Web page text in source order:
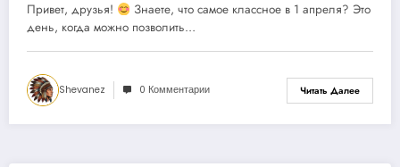
Привет, друзья!
Знаете, что самое классное в 1 апреля? Это
день, когда можно позволить…
Shevanez 0 Комментарии Читать Далее